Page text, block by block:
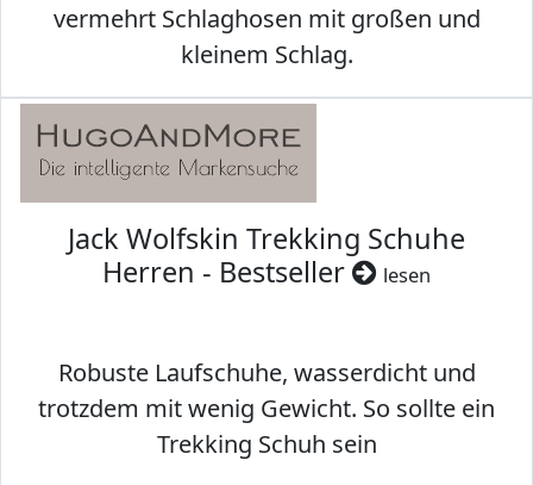
vermehrt Schlaghosen mit großen und
kleinem Schlag.
Jack Wolfskin Trekking Schuhe
Herren - Bestseller
lesen
Robuste Laufschuhe, wasserdicht und
trotzdem mit wenig Gewicht. So sollte ein
Trekking Schuh sein